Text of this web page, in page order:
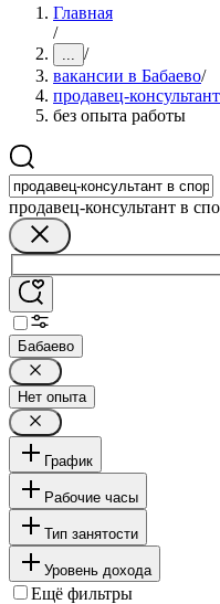
Главная
/
... /
вакансии в Бабаево/
продавец-
без опыта работы
продавец-консультант в
Бабаево
Нет опыта
График
Рабочие часы
Тип занятости
Уровень дохода
Ещё фильтры